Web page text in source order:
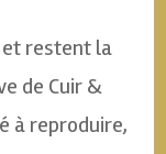
restent la
de Cuir &
à reproduire,